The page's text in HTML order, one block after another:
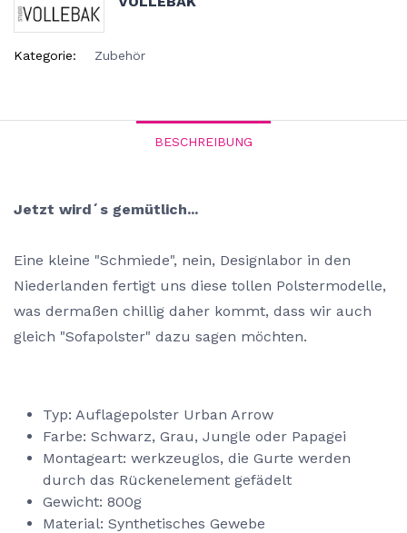
Kategorie: Zubehör
BESCHREIBUNG
Jetzt wird´s gemütlich...
Eine kleine "Schmiede", nein, Designlabor in den
Niederlanden fertigt uns diese tollen Polstermodelle,
was dermaßen chillig daher kommt, dass wir auch
gleich "Sofapolster" dazu sagen möchten.
Typ: Auflagepolster Urban Arrow
Farbe: Schwarz, Grau, Jungle oder Papagei
Montageart: werkzeuglos, die Gurte werden
durch das Rückenelement gefädelt
Gewicht: 800g
Material: Synthetisches Gewebe